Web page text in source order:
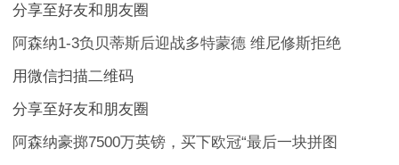
分享至好友和朋友圈
阿森纳1-3负贝蒂斯后迎战多特蒙德 维尼修斯拒绝
用微信扫描二维码
分享至好友和朋友圈
阿森纳豪掷7500万英镑，买下欧冠“最后一块拼图